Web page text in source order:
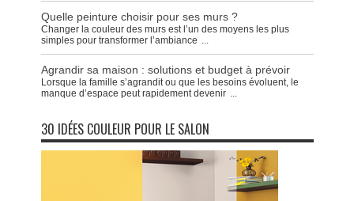
Quelle peinture choisir pour ses murs ?
Changer la couleur des murs est l’un des moyens les plus
simples pour transformer l’ambiance ...
Agrandir sa maison : solutions et budget à prévoir
Lorsque la famille s’agrandit ou que les besoins évoluent, le
manque d’espace peut rapidement devenir ...
30 IDÉES COULEUR POUR LE SALON